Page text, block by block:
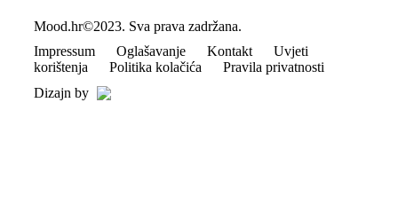
Mood.hr©2023. Sva prava zadržana.
Impressum
Oglašavanje Kontakt
Uvjeti
korištenja
Politika kolačića
Pravila privatnosti
Dizajn by